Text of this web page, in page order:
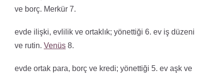
ve borç. Merkür 7.
evde ilişki, evlilik ve ortaklık; yönettiği 6. ev iş düzeni
ve rutin. Venüs 8.
evde ortak para, borç ve kredi; yönettiği 5. ev aşk ve